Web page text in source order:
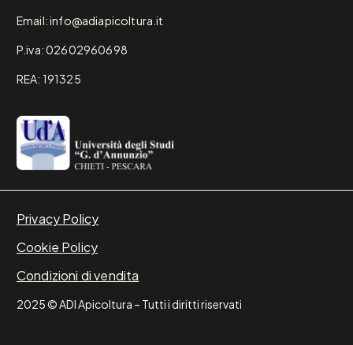
Email: info@adiapicoltura.it
P.iva: 02602960698
REA: 191325
Privacy Policy
Cookie Policy
Condizioni di vendita
2025 © ADI Apicoltura – Tutti i diritti riservati